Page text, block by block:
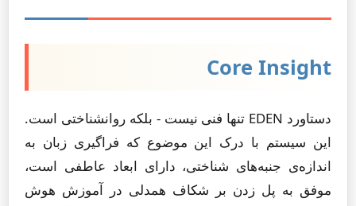
Core Insight
دستاورد EDEN تنها فنی نیست - بلکه روانشناختی است.
این سیستم با درک این موضوع که فراگیری زبان به
اندازه‌ی جنبه‌های شناختی، دارای ابعاد عاطفی است،
موفق به پل زدن بر شکاف همدلی در آموزش هوش